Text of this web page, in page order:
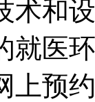
术和
就医
上预